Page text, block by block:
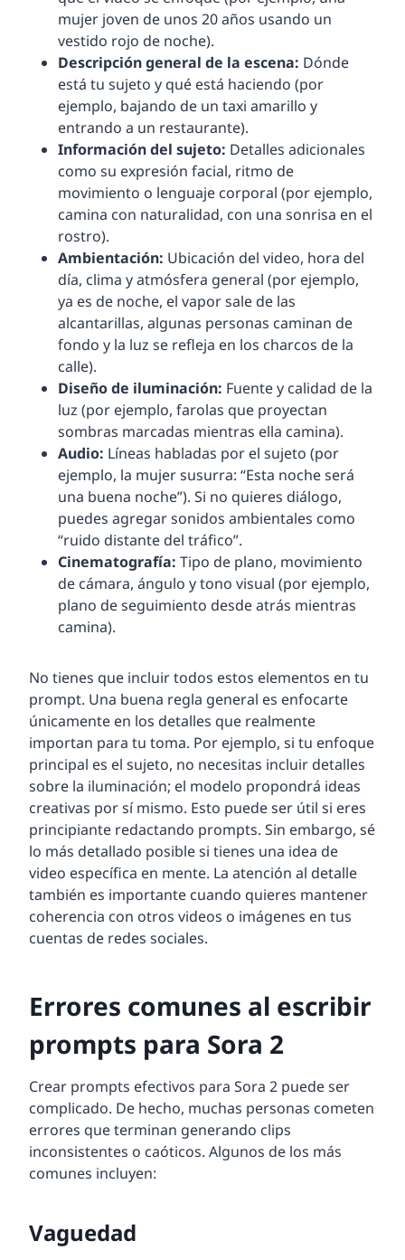
mujer joven de unos 20 años usando un
vestido rojo de noche).
Descripción general de la escena: Dónde
está tu sujeto y qué está haciendo (por
ejemplo, bajando de un taxi amarillo y
entrando a un restaurante).
Información del sujeto: Detalles adicionales
como su expresión facial, ritmo de
movimiento o lenguaje corporal (por ejemplo,
camina con naturalidad, con una sonrisa en el
rostro).
Ambientación: Ubicación del video, hora del
día, clima y atmósfera general (por ejemplo,
ya es de noche, el vapor sale de las
alcantarillas, algunas personas caminan de
fondo y la luz se refleja en los charcos de la
calle).
Diseño de iluminación: Fuente y calidad de la
luz (por ejemplo, farolas que proyectan
sombras marcadas mientras ella camina).
Audio: Líneas habladas por el sujeto (por
ejemplo, la mujer susurra: “Esta noche será
una buena noche”). Si no quieres diálogo,
puedes agregar sonidos ambientales como
“ruido distante del tráfico”.
Cinematografía: Tipo de plano, movimiento
de cámara, ángulo y tono visual (por ejemplo,
plano de seguimiento desde atrás mientras
camina).
No tienes que incluir todos estos elementos en tu
prompt. Una buena regla general es enfocarte
únicamente en los detalles que realmente
importan para tu toma. Por ejemplo, si tu enfoque
principal es el sujeto, no necesitas incluir detalles
sobre la iluminación; el modelo propondrá ideas
creativas por sí mismo. Esto puede ser útil si eres
principiante redactando prompts. Sin embargo, sé
lo más detallado posible si tienes una idea de
video específica en mente. La atención al detalle
también es importante cuando quieres mantener
coherencia con otros videos o imágenes en tus
cuentas de redes sociales.
Errores comunes al escribir
prompts para Sora 2
Crear prompts efectivos para Sora 2 puede ser
complicado. De hecho, muchas personas cometen
errores que terminan generando clips
inconsistentes o caóticos. Algunos de los más
comunes incluyen:
Vaguedad